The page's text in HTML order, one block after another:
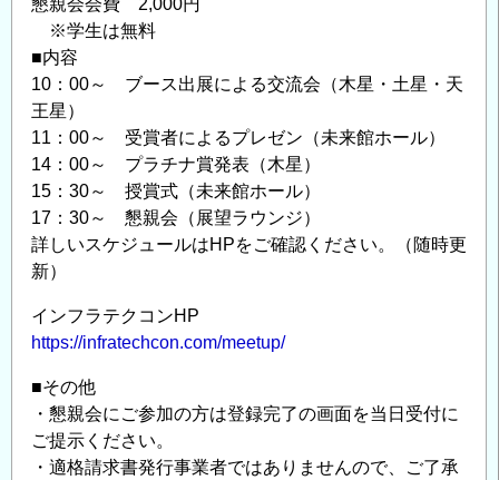
懇親会会費 2,000円
※学生は無料
■内容
10：00～ ブース出展による交流会（木星・土星・天
王星）
11：00～ 受賞者によるプレゼン（未来館ホール）
14：00～ プラチナ賞発表（木星）
15：30～ 授賞式（未来館ホール）
17：30～ 懇親会（展望ラウンジ）
詳しいスケジュールはHPをご確認ください。（随時更
新）
インフラテクコンHP
https://infratechcon.com/meetup/
■その他
・懇親会にご参加の方は登録完了の画面を当日受付に
ご提示ください。
・適格請求書発行事業者ではありませんので、ご了承